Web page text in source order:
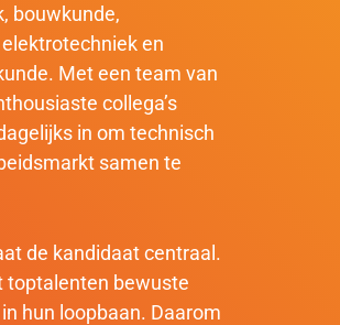
bouwkunde,
en
Met een team van
collega’s
in om technisch
samen te
de kandidaat centraal.
toptalenten bewuste
hun loopbaan. Daarom